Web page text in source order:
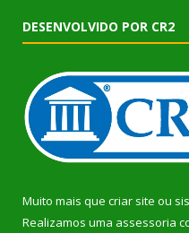
DESENVOLVIDO POR CR2
Muito mais que criar site ou
Realizamos uma assessoria